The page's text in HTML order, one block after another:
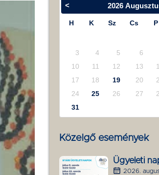
< 2026
H K Sz Cs P
3
4 5 6
10
11 12 13
17
18 19 20
24
25 26 27
31
Közelgő események
Ügyeleti
2026.